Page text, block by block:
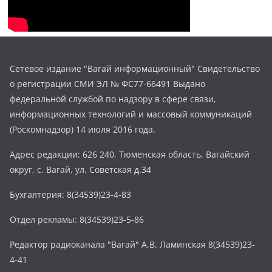
Сетевое издание "Вагай информационный" Свидетельство
о регистрации СМИ ЭЛ № ФС77-66491 Выдано
федеральной службой по надзору в сфере связи,
информационных технологий и массовый коммуникаций
(Роскомнадзор) 14 июля 2016 года.
Адрес редакции: 626 240, Тюменская область, Вагайский
округ, с. Вагай, ул. Советская д.34
Бухгалтерия: 8(34539)23-4-83
Отдел рекламы: 8(34539)23-5-86
Редактор радиоканала "Вагай" А.В. Ламинская 8(34539)23-
4-41